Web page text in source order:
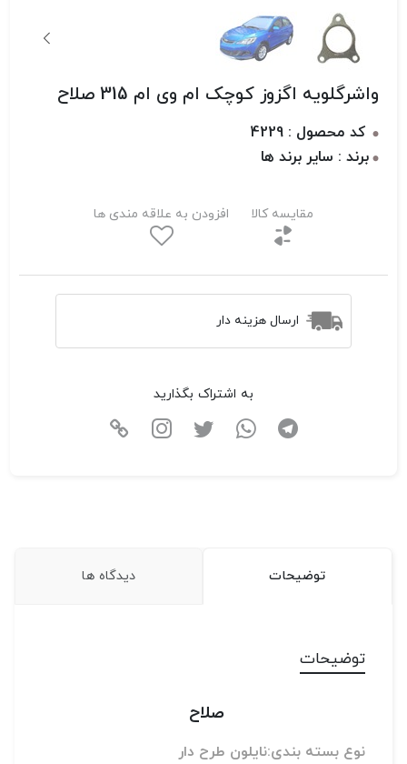
واشرگلویه اگزوز کوچک ام وی ام 315 صلاح
کد محصول : 4229
برند : سایر برند ها
مقایسه کالا افزودن به علاقه مندی ها
ارسال هزینه دار
به اشتراک بگذارید
توضیحات دیدگاه ها
توضیحات
صلاح
نوع بسته بندی:نایلون طرح دار